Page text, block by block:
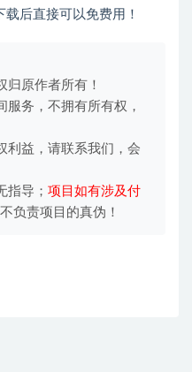
后直接可以免费用！
归原作者所有！
服务，不拥有所有权，
利益，请联系我们，会
指导； 项目如有涉及付
负责项目的真伪！